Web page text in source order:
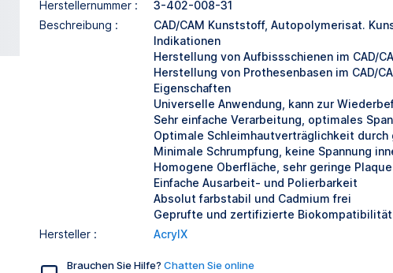
Herstellernummer :
3-402-008-31
Beschreibung :
CAD/CAM Kunststoff, Autopolymerisat.
Indikationen
Herstellung von Aufbissschienen im CAD/
Herstellung von Prothesenbasen im CAD/
Eigenschaften
Universelle Anwendung, kann zur
Sehr einfache Verarbeitung, optimales
Optimale Schleimhautverträglichkeit durch
Minimale Schrumpfung, keine Spannung
Homogene Oberfläche, sehr geringe
Einfache Ausarbeit- und Polierbarkeit
Absolut farbstabil und Cadmium frei
Geprufte und zertifizierte Biokompatibilität
Hersteller :
AcrylX
Brauchen Sie Hilfe? Chatten Sie online